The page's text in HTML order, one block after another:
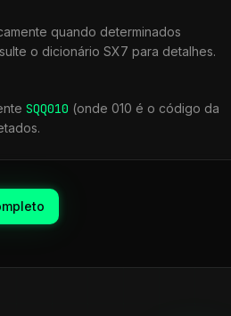
quando determinados
o dicionário SX7 para detalhes.
SQQ010 (onde 010 é o código da